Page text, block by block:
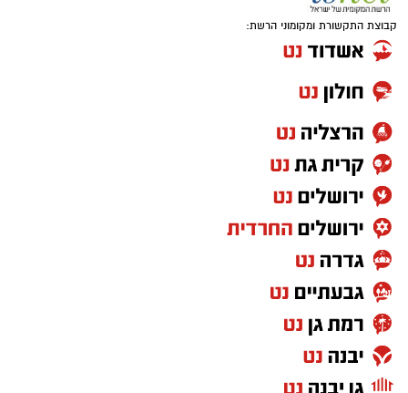
קבוצת התקשורת ומקומוני הרשת: